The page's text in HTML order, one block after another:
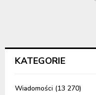
KATEGORIE
Wiadomości (13 270)